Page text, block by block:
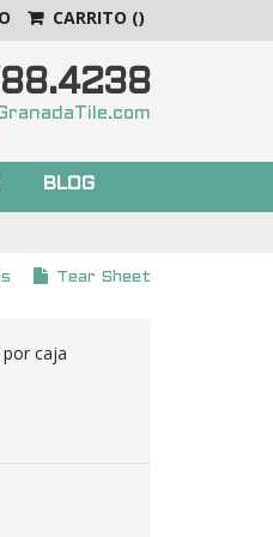
CARRITO ()
BLOG
Tear Sheet
por caja